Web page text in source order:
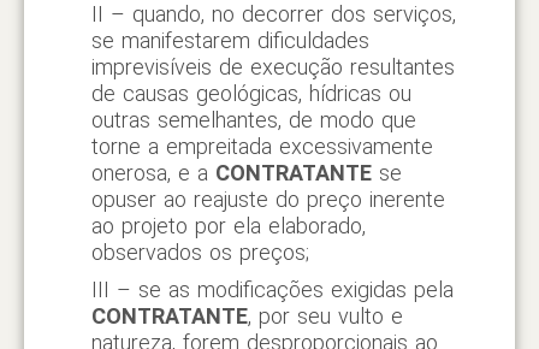
II – quando, no decorrer dos serviços,
se manifestarem dificuldades
imprevisíveis de execução resultantes
de causas geológicas, hídricas ou
outras semelhantes, de modo que
torne a empreitada excessivamente
onerosa, e a CONTRATANTEse
opuser ao reajuste do preço inerente
ao projeto por ela elaborado,
observados os preços;
III – se as modificações exigidas pela
CONTRATANTE, por seu vulto e
natureza, forem desproporcionais ao